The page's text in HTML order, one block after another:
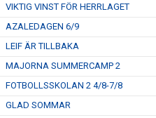
VIKTIG VINST FÖR HERRLAGET
AZALEDAGEN 6/9
LEIF ÄR TILLBAKA
MAJORNA SUMMERCAMP 2
FOTBOLLSSKOLAN 2 4/8-7/8
GLAD SOMMAR